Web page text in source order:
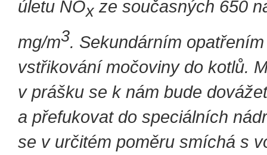
úletu NOx ze současných 650
mg/m3. Sekundárním
vstřikování močoviny do kotlů.
v prášku se k nám bude
a přefukovat do speciálních
se v určitém poměru smíchá s